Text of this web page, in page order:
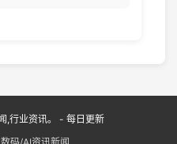
,行业资讯。 - 每日更新